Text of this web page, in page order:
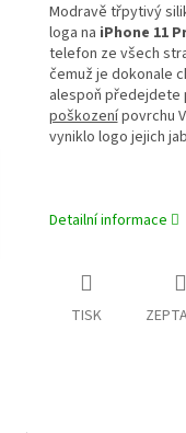
Modravě třpytivý
loga na iPhone 11
telefon ze všech
čemuž je dokonale
alespoň předejdete
poškozenípovrchu
vyniklo logo jejich
Detailní informace
TISK